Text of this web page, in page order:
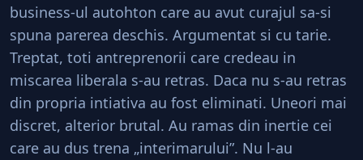
business-ul autohton care au avut curajul sa-si
spuna parerea deschis. Argumentat si cu tarie.
Treptat, toti antreprenorii care credeau in
miscarea liberala s-au retras. Daca nu s-au retras
din propria intiativa au fost eliminati. Uneori mai
discret, alterior brutal. Au ramas din inertie cei
care au dus trena „interimarului”. Nu l-au